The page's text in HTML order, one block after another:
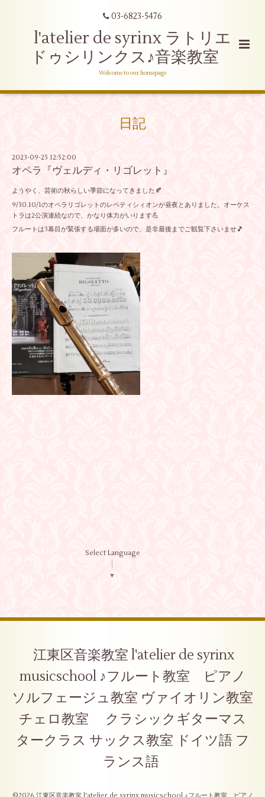
03-6823-5476
l'atelier de syrinx ラトリエ
ドゥシリンクス♪音楽教室
Welcome to our homepage
日記
2023-09-25 12:52:00
オペラ『ヴェルディ・リゴレット』
ようやく、芸術の秋らしい季節になってきました🍂
9/30.10/1のオペラリゴレットのレペティシィオンが昼夜とありました。オーケス
トラは2公演連続なので、かなり体力がいります💪
フルートは3幕目が緊張する場面が多いので、是非最後までご観覧下さいませ🎵
Select Language
▼
江東区音楽教室 l'atelier de syrinx
musicschool ♪フルート教室 ピアノ
ソルフェージュ教室 ヴァイオリン教室
チェロ教室 クラシックギターマス
タークラス サックス教室 ドイツ語 フ
ランス語
©2026 江東区音楽教室 l'atelier de syrinx musicschool ♪フルート教室 ピアノ